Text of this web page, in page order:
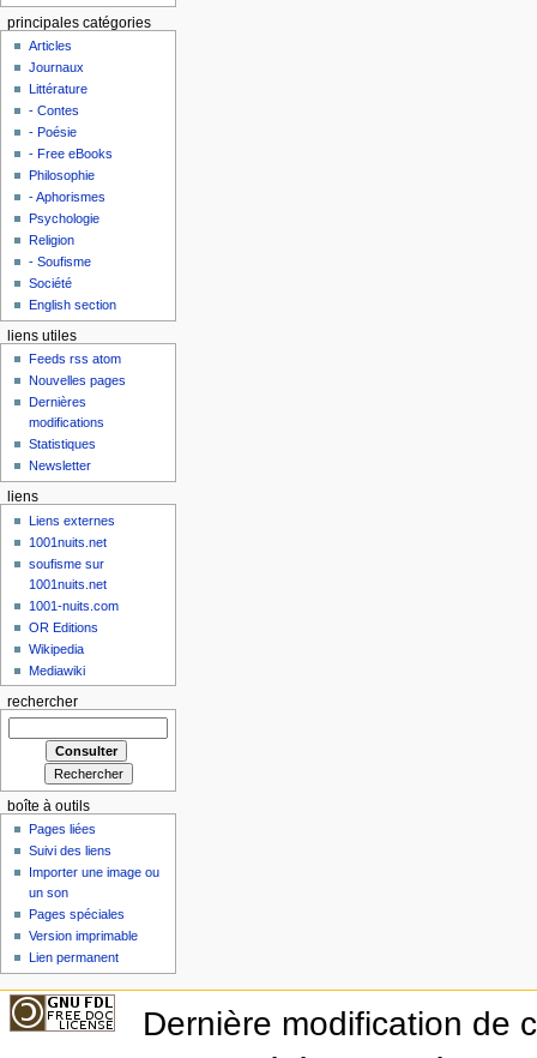
principales catégories
Articles
Journaux
Littérature
- Contes
- Poésie
- Free eBooks
Philosophie
- Aphorismes
Psychologie
Religion
- Soufisme
Société
English section
liens utiles
Feeds rss atom
Nouvelles pages
Dernières
modifications
Statistiques
Newsletter
liens
Liens externes
1001nuits.net
soufisme sur
1001nuits.net
1001-nuits.com
OR Editions
Wikipedia
Mediawiki
rechercher
boîte à outils
Pages liées
Suivi des liens
Importer une image ou
un son
Pages spéciales
Version imprimable
Lien permanent
Dernière modification de